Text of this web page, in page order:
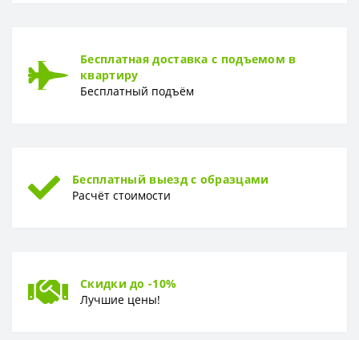
Бесплатная доставка с подъемом в
квартиру
Бесплатный подъём
Бесплатный выезд с образцами
Расчёт стоимости
Скидки до -10%
Лучшие цены!